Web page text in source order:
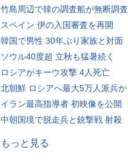
竹島周辺で韓の調査船が無断調査
スペイン 伊の入国審査を再開
韓国で男性 30年ぶり家族と対面
ソウル40度超 立秋も猛暑続く
ロシアがキーウ攻撃 4人死亡
北朝鮮 ロシアへ最大5万人派兵か
イラン最高指導者 初映像を公開
中朝国境で脱走兵と銃撃戦 射殺
もっと見る